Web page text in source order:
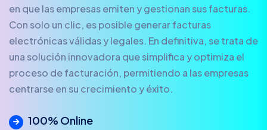
en que las empresas emiten y gestionan sus facturas.
Con solo un clic, es posible generar facturas
electrónicas válidas y legales. En definitiva, se trata de
una solución innovadora que simplifica y optimiza el
proceso de facturación, permitiendo a las empresas
centrarse en su crecimiento y éxito.
100% Online